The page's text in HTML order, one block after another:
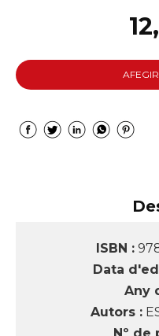
ISBN :
Data
Any
Autors :